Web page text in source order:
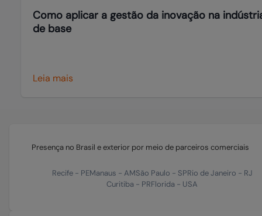
Como aplicar a gestão da inovação na
de base
Leia mais
Presença no Brasil e exterior por meio de parceiros comerciais
Recife- PEManaus - AMSão Paulo - SPRio de Janeiro - RJ
Curitiba - PRFlorida - USA